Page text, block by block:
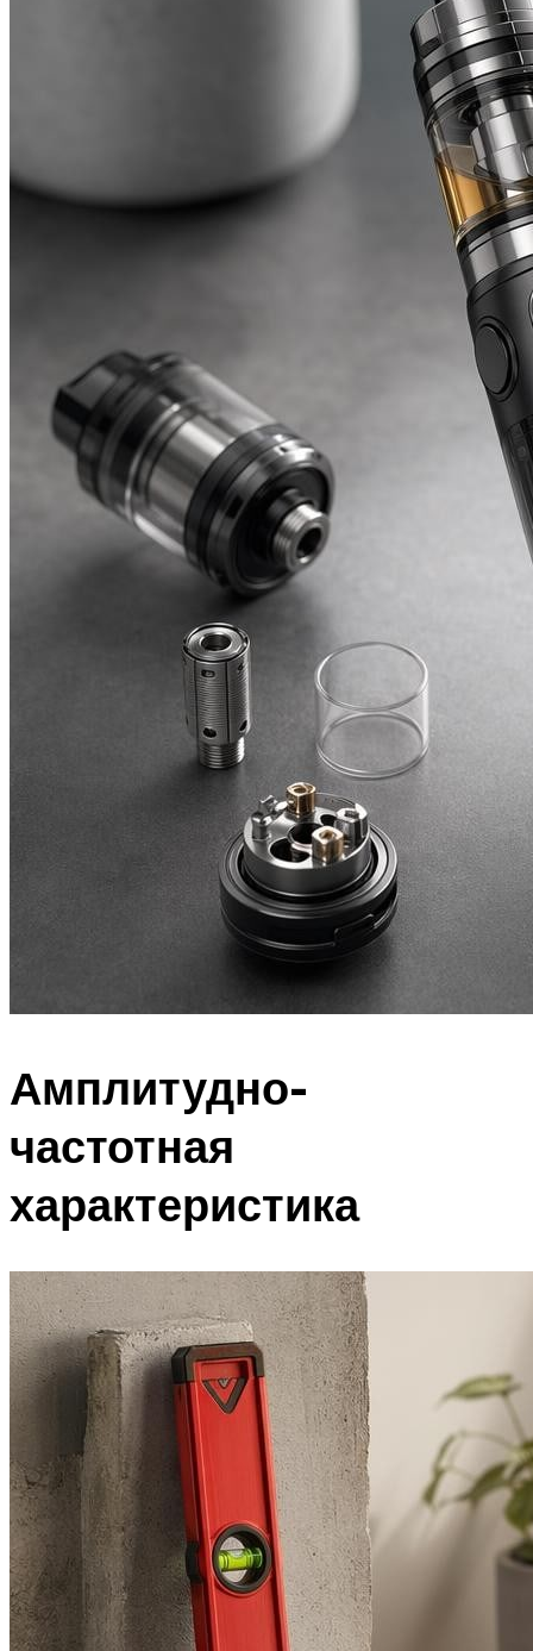
Амплитудно-
частотная
характеристика